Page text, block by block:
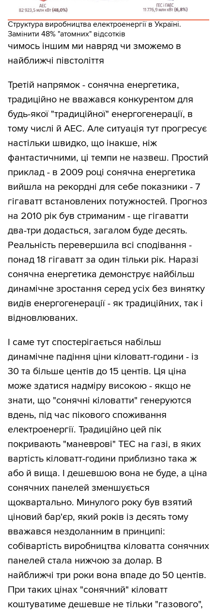
Структура виробництва електроенергії в Україні.
Замінити 48% "атомних" відсотків
чимось іншим ми навряд чи зможемо в
найближчі півстоліття
Третій напрямок - сонячна енергетика,
традиційно не вважався конкурентом для
будь-якої "традиційної" енергогенерації, в
тому числі й АЕС. Але ситуація тут прогресує
настільки швидко, що інакше, ніж
фантастичними, ці темпи не назвеш. Простий
приклад - в 2009 році сонячна енергетика
вийшла на рекордні для себе показники - 7
гігаватт встановлених потужностей. Прогноз
на 2010 рік був стриманим - ще гігаватти
два-три додасться, загалом буде десять.
Реальність перевершила всі сподівання -
понад 18 гігаватт за один тільки рік. Наразі
сонячна енергетика демонструє найбільш
динамічне зростання серед усіх без винятку
видів енергогенерації - як традиційних, так і
відновлюваних.
І саме тут спостерігається набільш
динамічне падіння ціни кіловатт-години - із
30 та більше центів до 15 центів. Ця ціна
може здатися надміру високою - якщо не
знати, що "сонячні кіловатти" генеруются
вдень, під час пікового споживання
електроенергії. Традиційно цей пік
покривають "маневрові" ТЕС на газі, в яких
вартість кіловатт-години приблизно така ж
або й вища. І дешевшою вона не буде, а ціна
сонячних панелей зменшується
щоквартально. Минулого року був взятий
ціновий бар'єр, який років із десять тому
вважався нездоланним в принципі:
собівартість виробництва кіловатта сонячних
панелей стала нижчою за долар. В
найближчі три роки вона впаде до 50 центів.
При таких цінах "сонячний" кіловатт
коштуватиме дешевше не тільки "газового",